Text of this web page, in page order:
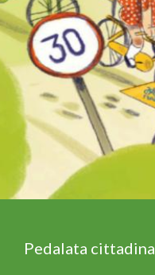
Pedalata cittadina